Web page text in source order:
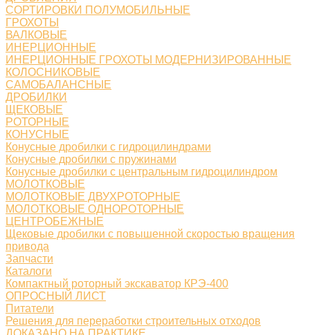
СОРТИРОВКИ ПОЛУМОБИЛЬНЫЕ
ГРОХОТЫ
ВАЛКОВЫЕ
ИНЕРЦИОННЫЕ
ИНЕРЦИОННЫЕ ГРОХОТЫ МОДЕРНИЗИРОВАННЫЕ
КОЛОСНИКОВЫЕ
САМОБАЛАНСНЫЕ
ДРОБИЛКИ
ЩЕКОВЫЕ
РОТОРНЫЕ
КОНУСНЫЕ
Конусные дробилки с гидроцилиндрами
Конусные дробилки с пружинами
Конусные дробилки с центральным гидроцилиндром
МОЛОТКОВЫЕ
МОЛОТКОВЫЕ ДВУХРОТОРНЫЕ
МОЛОТКОВЫЕ ОДНОРОТОРНЫЕ
ЦЕНТРОБЕЖНЫЕ
Щековые дробилки с повышенной скоростью вращения
привода
Запчасти
Каталоги
Компактный роторный экскаватор КРЭ-400
ОПРОСНЫЙ ЛИСТ
Питатели
Решения для переработки строительных отходов